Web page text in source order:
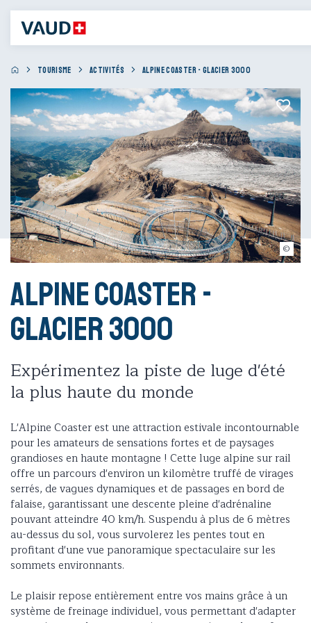
TOURISME ACTIVITÉS ALPINE COASTER - GLACIER 3000
© Roman Tyulyakov
Alpine Coaster -
Glacier 3000
Expérimentez la piste de luge d'été
la plus haute du monde
L'Alpine Coaster est une attraction estivale incontournable
pour les amateurs de sensations fortes et de paysages
grandioses en haute montagne ! Cette luge alpine sur rail
offre un parcours d'environ un kilomètre truffé de virages
serrés, de vagues dynamiques et de passages en bord de
falaise, garantissant une descente pleine d'adrénaline
pouvant atteindre 40 km/h. Suspendu à plus de 6 mètres
au-dessus du sol, vous survolerez les pentes tout en
profitant d'une vue panoramique spectaculaire sur les
sommets environnants.
Le plaisir repose entièrement entre vos mains grâce à un
système de freinage individuel, vous permettant d'adapter